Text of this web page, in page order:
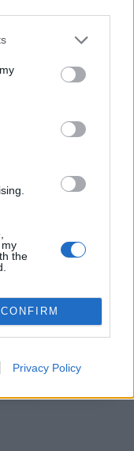
the
CONFIRM
Privacy Policy
reklama